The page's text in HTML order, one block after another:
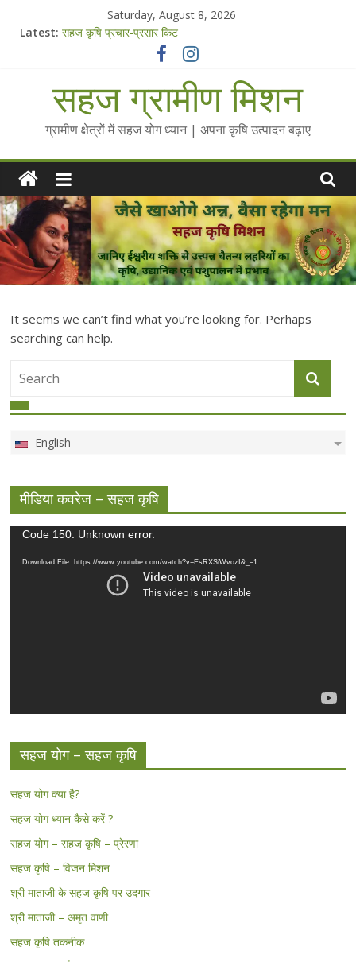
Saturday, August 8, 2026
Latest: सहज कृषि प्रचार-प्रसार किट
Standee Designs @ 2025 for Sahaj Krishi Promotions
Chalo Gaon Ki Or Abhiyaan - 2025-26
Collected Talks on Vibrated Water
सहज ग्रामीण मिशन
ग्रामीण क्षेत्रों में सहज योग ध्यान | अपना कृषि उत्पादन बढ़ाए
It seems we can’t find what you’re looking for. Perhaps
searching can help.
English
मीडिया कवरेज – सहज कृषि
Video
Code 150: Unknown error.
Download File: https://www.youtube.com/watch?v=EsRXSiWvozI&_=1
सहज योग – सहज कृषि
सहज योग क्या है?
सहज योग ध्यान कैसे करें ?
सहज योग – सहज कृषि – प्रेरणा
सहज कृषि – विजन मिशन
श्री माताजी के सहज कृषि पर उदगार
श्री माताजी – अमृत वाणी
सहज कृषि तकनीक